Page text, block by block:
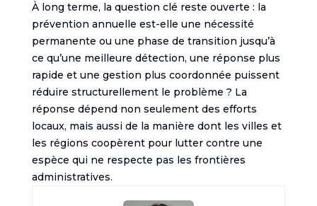
À long terme, la question clé reste ouverte : la
prévention annuelle est-elle une nécessité
permanente ou une phase de transition jusqu’à
ce qu’une meilleure détection, une réponse plus
rapide et une gestion plus coordonnée puissent
réduire structurellement le problème ? La
réponse dépend non seulement des efforts
locaux, mais aussi de la manière dont les villes et
les régions coopèrent pour lutter contre une
espèce qui ne respecte pas les frontières
administratives.